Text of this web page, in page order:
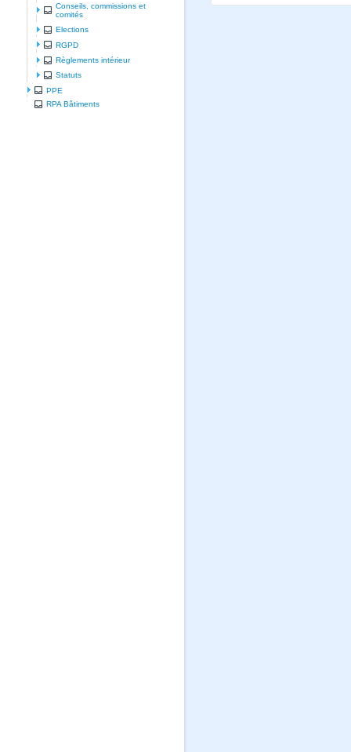
Conseils, commissions et
comités
Elections
RGPD
Règlements intérieur
Statuts
PPE
RPA Bâtiments